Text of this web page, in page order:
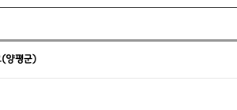
(양평군)